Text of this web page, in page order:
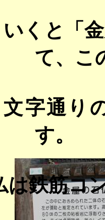
いくと「
て、こ
文字通り
す。
鉄筋コ